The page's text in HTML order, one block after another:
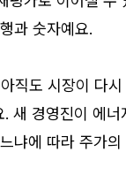
과 숫자예요.
직도 시장이 다시
새 경영진이 에
냐에 따라 주가